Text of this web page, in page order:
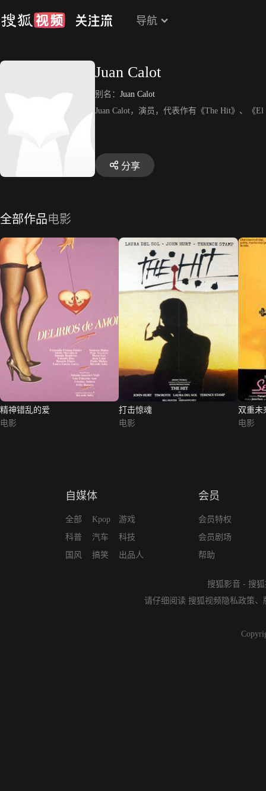
导航
Juan Calot
别名： Juan Calot
Juan Calot，演员，代表作有《The Hit》、《
分享
全部作品电影
精神错乱的爱
电影
打击惊魂
电影
双重未
电影
自媒体
全部
科普
国风
Kpop
汽车
搞笑
游戏
科技
出品人
会员
会员特权
会员剧场
帮助
搜狐影音 - 搜
请仔细阅读 搜狐视频隐私政策、